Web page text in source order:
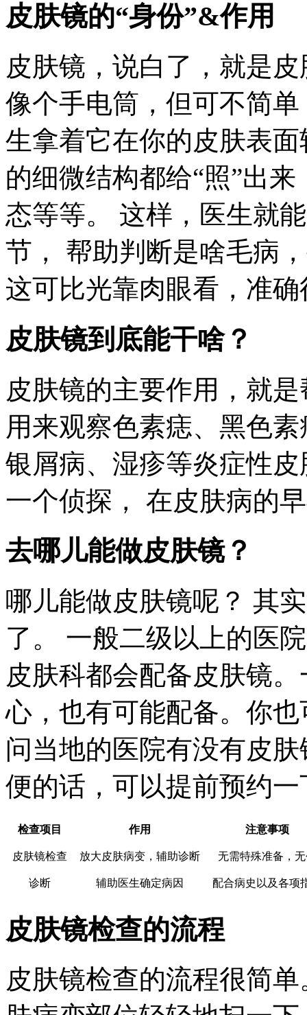
皮肤镜的“身份”&作用
皮肤镜，说白了，就是
像个手电筒，但可不简
生拿着它在你的皮肤表
的细微结构都给“照”出
态等等。 这样，医生就
节， 帮助判断是啥毛病
这可比光靠肉眼看，准
皮肤镜到底能干啥？
皮肤镜的主要作用，就
用来观察色素痣、黑色
银屑病、湿疹等炎症性
一个侦探， 在皮肤病的
去哪儿能做皮肤镜？
哪儿能做皮肤镜呢？ 其
了。 一般二级以上的医
皮肤科都会配备皮肤镜
心，也有可能配备。你
问当地的医院有没有皮
便的话，可以提前预约一
检查项目 作用 注意事项
皮肤镜检查 放大皮肤病变，辅助诊断 无需特殊准备，
诊断 辅助医生确定病因 配合病史以及各项
皮肤镜检查的流程
皮肤镜检查的流程很简